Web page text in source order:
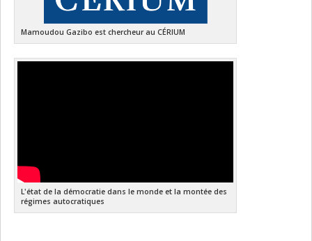
Mamoudou Gazibo est chercheur au CÉRIUM
L'état de la démocratie dans le monde et la montée des
régimes autocratiques